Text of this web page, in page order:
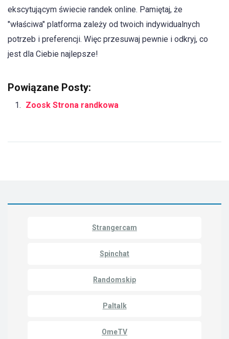
ekscytującym świecie randek online. Pamiętaj, że
"właściwa" platforma zależy od twoich indywidualnych
potrzeb i preferencji. Więc przesuwaj pewnie i odkryj, co
jest dla Ciebie najlepsze!
Powiązane Posty:
Zoosk Strona randkowa
Strangercam
Spinchat
Randomskip
Paltalk
OmeTV